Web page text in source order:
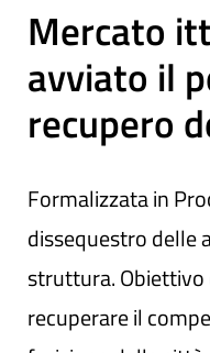
Mercato
avviato il
recupero
Formalizzata in
dissequestro delle
struttura.
recuperare il